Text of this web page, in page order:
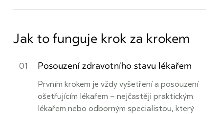
Jak to funguje krok za krokem
Posouzení zdravotního stavu lékařem
Prvním krokem je vždy vyšetření a posouzení
ošetřujícím lékařem – nejčastěji praktickým
lékařem nebo odborným specialistou, který